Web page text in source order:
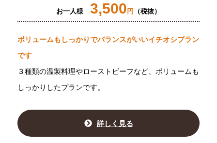
お一人様 3,500 円 （税抜）
ボリュームもしっかりでバランスがいいイチオシプラン
です
３種類の温製料理やローストビーフなど、ボリュームも
しっかりしたプランです。
詳しく見る